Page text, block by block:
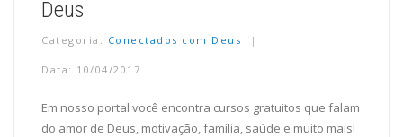
Deus
Categoria: Conectados com Deus
Data: 10/04/2017
Em nosso portal você encontra cursos gratuitos que falam
do amor de Deus, motivação, família, saúde e muito mais!